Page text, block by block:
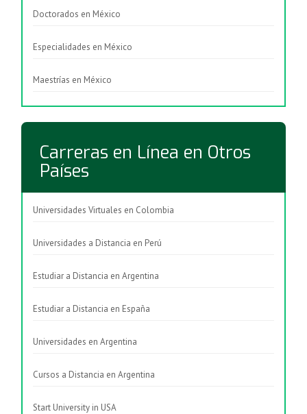
Doctorados en México
Especialidades en México
Maestrías en México
Carreras en Línea en Otros
Países
Universidades Virtuales en Colombia
Universidades a Distancia en Perú
Estudiar a Distancia en Argentina
Estudiar a Distancia en España
Universidades en Argentina
Cursos a Distancia en Argentina
Start University in USA